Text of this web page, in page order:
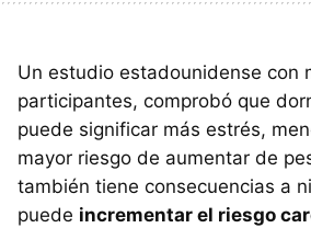
Un estudio estadounidense con
participantes, comprobó que
puede significar más estrés,
mayor riesgo de aumentar de
también tiene consecuencias a
puede incrementar el riesgo